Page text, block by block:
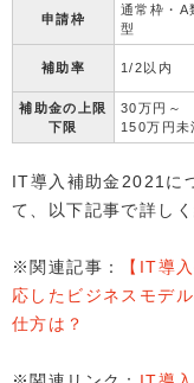
申請枠
通常枠・A
型
補助率 1/2以内
補助金の上限
下限
30万円～
150万円未
IT導入補助金2021に
て、以下記事で詳し
※関連記事：
【IT導
応したビジネスモデ
仕方は？